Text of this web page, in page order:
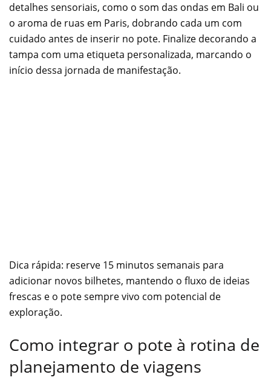
detalhes sensoriais, como o som das ondas em Bali ou
o aroma de ruas em Paris, dobrando cada um com
cuidado antes de inserir no pote. Finalize decorando a
tampa com uma etiqueta personalizada, marcando o
início dessa jornada de manifestação.
Dica rápida: reserve 15 minutos semanais para
adicionar novos bilhetes, mantendo o fluxo de ideias
frescas e o pote sempre vivo com potencial de
exploração.
Como integrar o pote à rotina de
planejamento de viagens